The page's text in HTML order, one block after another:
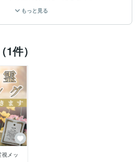
して、著名なスピリチュアルカウン
生のスピリチュアルカウンセラー認
リーニヨガ道場）でも修行いたしま
覧ください）
ルエディタ―として長年活動して
る霊性開花」「霊媒修行イギリス
の七色魔術」「オリエンタルホロス
ーチ」「ノストラダムスの真黙示
ラーズなど多数のスピリチュアル本
てきました。
もっと見る
件）
メッ